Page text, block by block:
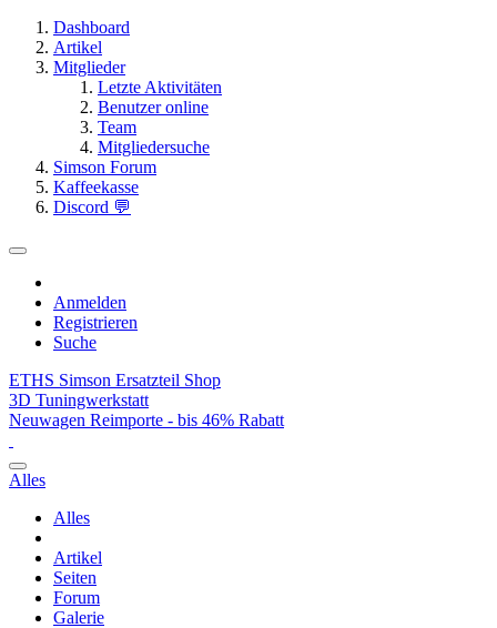
Dashboard
Artikel
Mitglieder
Letzte Aktivitäten
Benutzer online
Team
Mitgliedersuche
Simson Forum
Kaffeekasse
Discord 💬
Anmelden
Registrieren
Suche
ETHS Simson Ersatzteil Shop
3D Tuningwerkstatt
Neuwagen Reimporte - bis 46% Rabatt
Alles
Alles
Artikel
Seiten
Forum
Galerie